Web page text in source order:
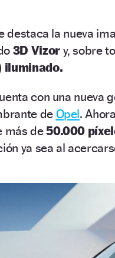
destaca la nueva
3D Vizory, sobre
iluminado.
con una nueva
de Opel.
más de50.000
ya sea al